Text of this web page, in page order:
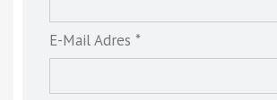
E-Mail Adres *